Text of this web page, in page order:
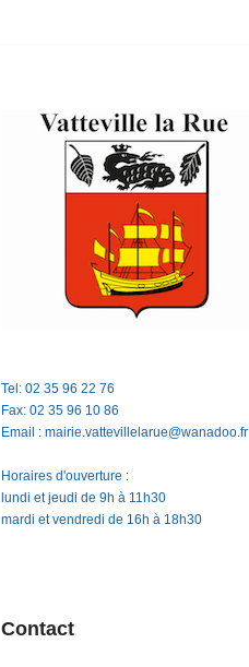
Tel: 02 35 96 22 76
Fax: 02 35 96 10 86
Email : mairie.vattevillelarue@wanadoo.fr
Horaires d'ouverture :
lundi et jeudi de 9h à 11h30
mardi et vendredi de 16h à 18h30
Contact